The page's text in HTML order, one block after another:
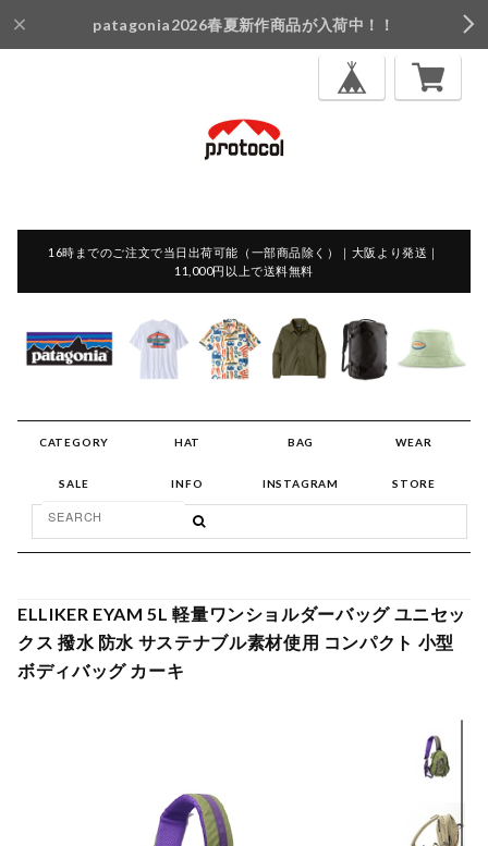
patagonia2026春夏新作商品が入荷中！！
16時までのご注文で当日出荷可能（一部商品除く）｜大阪より発送｜
11,000円以上で送料無料
CATEGORY HAT BAG WEAR
SALE INFO INSTAGRAM STORE
ELLIKER EYAM 5L 軽量ワンショルダーバッグ ユニセッ
クス 撥水 防水 サステナブル素材使用 コンパクト 小型
ボディバッグ カーキ